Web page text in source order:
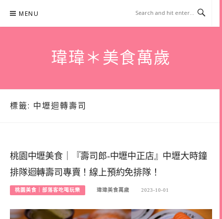
content
MENU
瑋瑋＊美食萬歲
標籤: 中壢迴轉壽司
桃園中壢美食｜『壽司郎-中壢中正店』中壢大時鐘
排隊迴轉壽司專賣！線上預約免排隊！
桃園美食｜部落客吃喝玩樂 瑋瑋美食萬歲 2023-10-01